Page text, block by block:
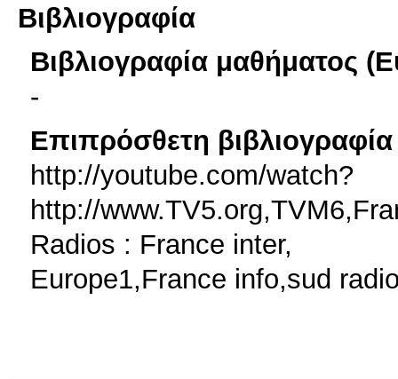
Βιβλιογραφία
Βιβλιογραφία μαθήματος
-
Επιπρόσθετη βιβλιογραφία
http://youtube.com/watch?
http://
Radios : France inter,
Europe1,France info,sud